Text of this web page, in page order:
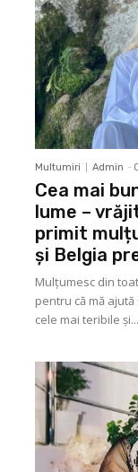
Multumiri Admin -
Cea mai
lume –
primit
și Belgia
Mulţumesc din
pentru că mă
cele mai teribile și...